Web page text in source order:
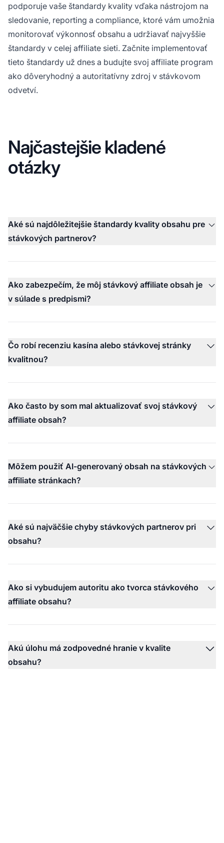
podporuje vaše štandardy kvality vďaka nástrojom na
sledovanie, reporting a compliance, ktoré vám umožnia
monitorovať výkonnosť obsahu a udržiavať najvyššie
štandardy v celej affiliate sieti. Začnite implementovať
tieto štandardy už dnes a budujte svoj affiliate program
ako dôveryhodný a autoritatívny zdroj v stávkovom
odvetví.
Najčastejšie kladené
otázky
Aké sú najdôležitejšie štandardy kvality obsahu pre
stávkových partnerov?
Ako zabezpečím, že môj stávkový affiliate obsah je
v súlade s predpismi?
Čo robí recenziu kasína alebo stávkovej stránky
kvalitnou?
Ako často by som mal aktualizovať svoj stávkový
affiliate obsah?
Môžem použiť AI-generovaný obsah na stávkových
affiliate stránkach?
Aké sú najväčšie chyby stávkových partnerov pri
obsahu?
Ako si vybudujem autoritu ako tvorca stávkového
affiliate obsahu?
Akú úlohu má zodpovedné hranie v kvalite
obsahu?